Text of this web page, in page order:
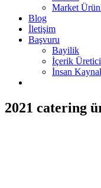
Market
Blog
İletişim
Başvuru
Bayilik
İçerik
İnsan
2021 catering